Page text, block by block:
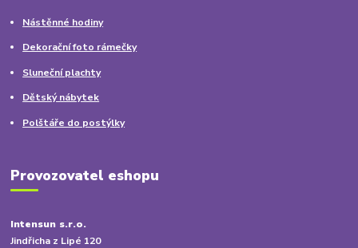
Nástěnné hodiny
Dekorační foto rámečky
Sluneční plachty
Dětský nábytek
Polštáře do postýlky
Provozovatel eshopu
Intensun s.r.o.
Jindřicha z Lipé 120